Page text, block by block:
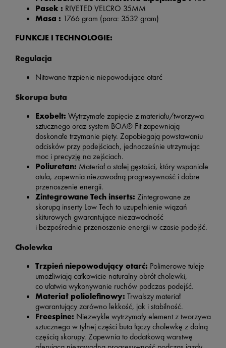
Pasek : RIVETED VELCRO 35MM
Masa : 1766 gram (para: 3532 gram)
FUNKCJE I TECHNOLOGIE:
Regulacja
Nitowane trzpienie niepowodujące otarć
Skorupa buta
Exobelt: Wytrzymałe zapięcie z materiału/tworzywa
sztucznego oraz system BOA® Fit zapewniają
doskonałe trzymanie pięty. Zapobiegają powstawaniu
odcisków przy podejściach, jednocześnie utrzymując
moc i precyzję na zejściach.
Poliuretan: Materiał o stałej gęstości, który wspaniale
otula, zapewnia niezawodną progresywność i dobre
przenoszenie energii.
Zintegrowane Tech inserts: Zintegrowane ze
skorupą inserty Low Tech to uzupełnienie wiązań
skiturowych gwarantujące niezawodność
i bezpośrednie przenoszenie energii w czasie podejść.
Cholewka
Trzpień niepowodujący otarć: Polimerowe tuleje
umożliwiają całkowicie naturalny obrót cholewki,
co ułatwia wykonywanie ruchów podczas podejść.
Materiał poliolefinowy: Trwalszy materiał
gwarantujący zarówno lekkość, jak i stabilność.
Freespine: Niezwykle wytrzymały element z tworzywa
sztucznego w tylnej części buta łączy cholewkę z dolną
częścią skorupy. Zapewnia to dodatkową warstwę